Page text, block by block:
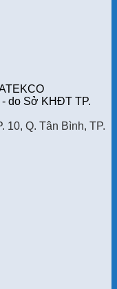
do Sở KHĐT TP.
10, Q. Tân Bình, TP.